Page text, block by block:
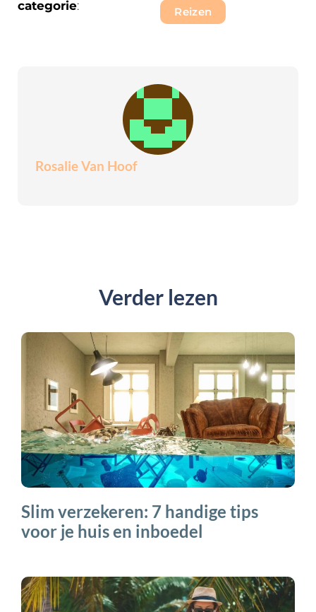
categorie: Reizen
Rosalie Van Hoof
Verder lezen
Slim verzekeren: 7 handige tips
voor je huis en inboedel